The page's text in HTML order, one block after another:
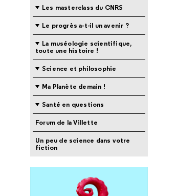
Les masterclass du CNRS
Le progrès a-t-il un avenir ?
La muséologie scientifique,
toute une histoire !
Science et philosophie
Ma Planète demain !
Santé en questions
Forum de la Villette
Un peu de science dans votre
fiction